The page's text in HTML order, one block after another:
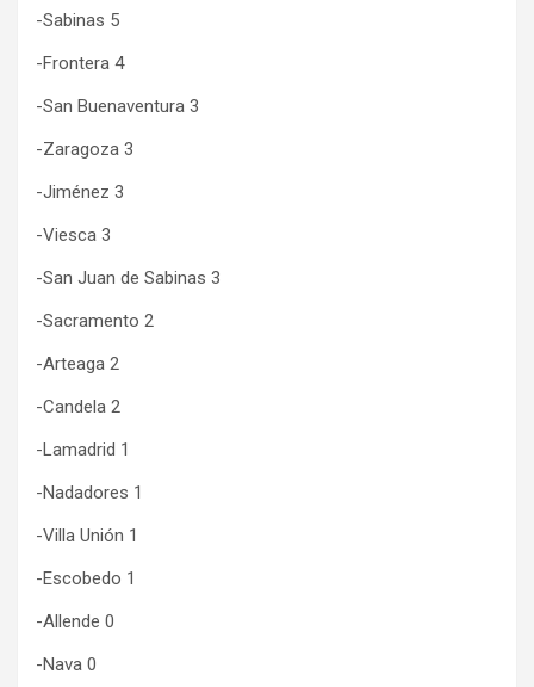
-Sabinas 5
-Frontera 4
-San Buenaventura 3
-Zaragoza 3
-Jiménez 3
-Viesca 3
-San Juan de Sabinas 3
-Sacramento 2
-Arteaga 2
-Candela 2
-Lamadrid 1
-Nadadores 1
-Villa Unión 1
-Escobedo 1
-Allende 0
-Nava 0